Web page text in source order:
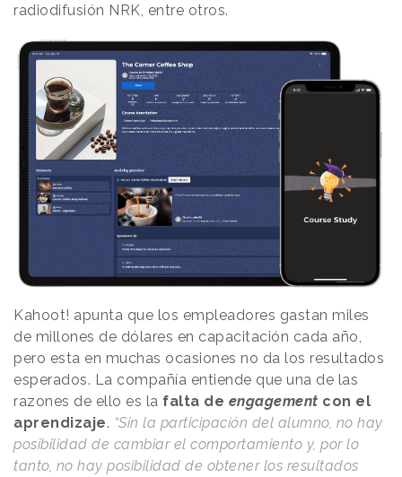
radiodifusión NRK, entre otros.
Kahoot! apunta que los empleadores gastan miles
de millones de dólares en capacitación cada año,
pero esta en muchas ocasiones no da los resultados
esperados. La compañía entiende que una de las
razones de ello es la falta de engagement con el
aprendizaje. “Sin la participación del alumno, no hay
posibilidad de cambiar el comportamiento y, por lo
tanto, no hay posibilidad de obtener los resultados